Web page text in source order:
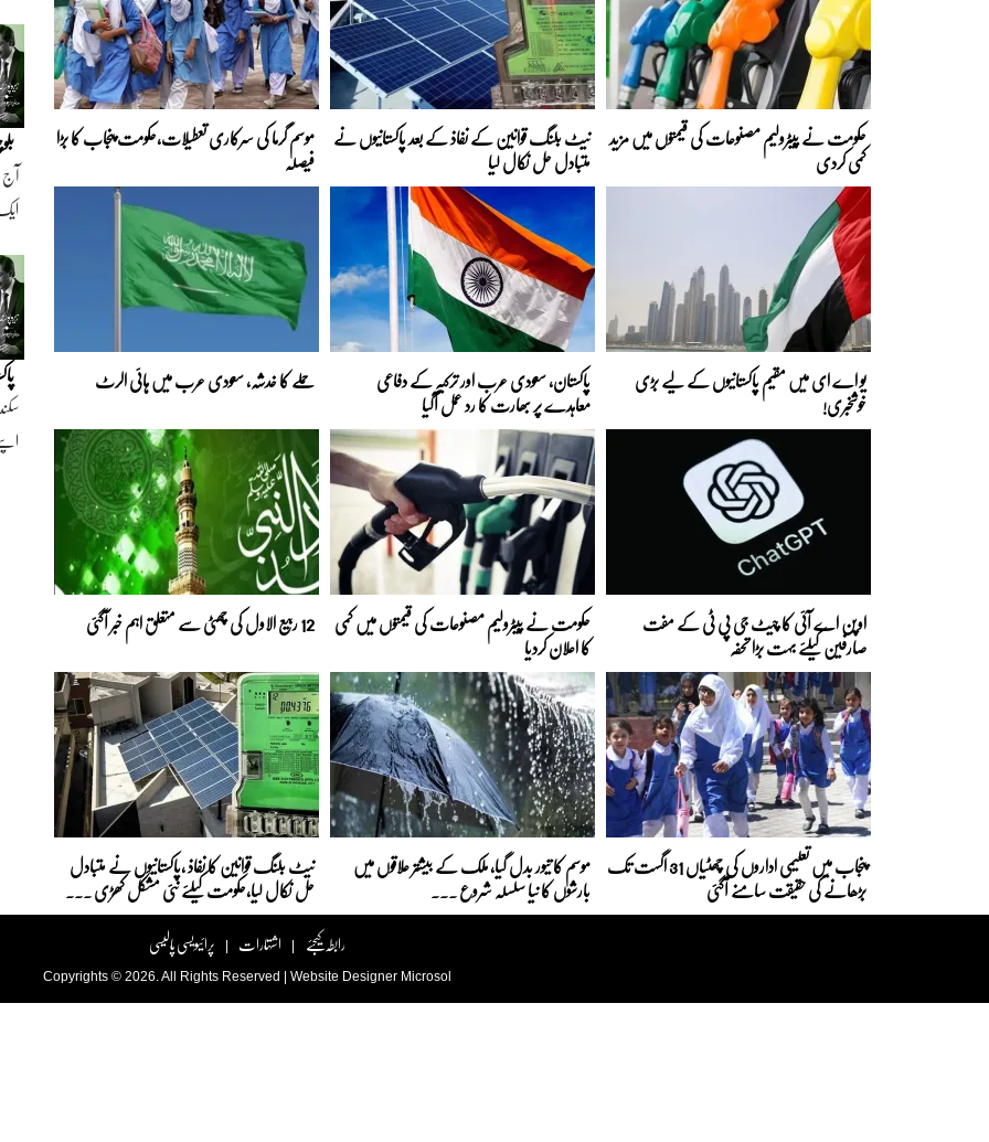
حکومت نے پیٹرولیم مصنوعات کی قیمتوں میں مزید
کمی کردی
نیٹ بلنگ قوانین کے نفاذ کے بعد پاکستانیوں نے
متبادل حل نکال لیا
موسم گرما کی سرکاری تعطیلات،حکومت پنجاب کا بڑا
فیصلہ
یو اے ای میں مقیم پاکستانیوں کے لیے بڑی
خوشخبری!
پاکستان، سعودی عرب اور ترکیہ کے دفاعی
معاہدے پر بھارت کا رد عمل آگیا
حملے کا خدشہ، سعودی عرب میں ہائی الرٹ
اوپن اے آئی کا چیٹ جی پی ٹی کے مفت
صارفین کیلئے بہت بڑا تحفہ
حکومت نے پیٹرولیم مصنوعات کی قیمتوں میں کمی
کا اعلان کردیا
12 ربیع الاول کی چھٹی سے متعلق اہم خبر آگئی
پنجاب میں تعلیمی اداروں کی چھٹیاں 31 اگست تک
بڑھانے کی حقیقت سامنے آگئی
موسم کا تیور بدل گیا، ملک کے بیشتر علاقوں میں
بارشوں کا نیا سلسلہ شروع ...
نیٹ بلنگ قوانین کا نفاذ ،پاکستانیوں نے متبادل
حل نکال لیا،حکومت کیلئے نئی مشکل کھڑی ...
رابطہ کیجئے | اشتہارات | پرائیویسی پالیسی
Copyrights © 2026. All Rights Reserved | Website Designer Microsol